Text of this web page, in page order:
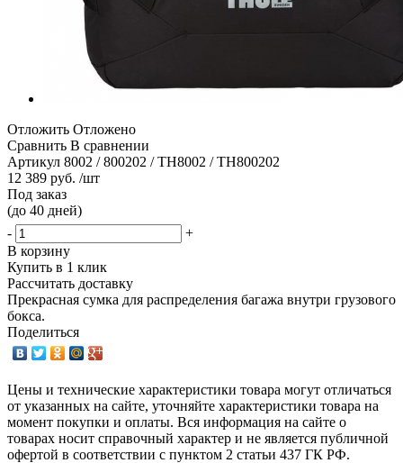
Отложить Отложено
Сравнить В сравнении
Артикул 8002 / 800202 / TH8002 / TH800202
12 389 руб. /шт
Под заказ
(до 40 дней)
-
+
В корзину
Купить в 1 клик
Рассчитать доставку
Прекрасная сумка для распределения багажа внутри грузового
бокса.
Поделиться
Цены и технические характеристики товара могут отличаться
от указанных на сайте, уточняйте характеристики товара на
момент покупки и оплаты. Вся информация на сайте о
товарах носит справочный характер и не является публичной
офертой в соответствии с пунктом 2 статьи 437 ГК РФ.